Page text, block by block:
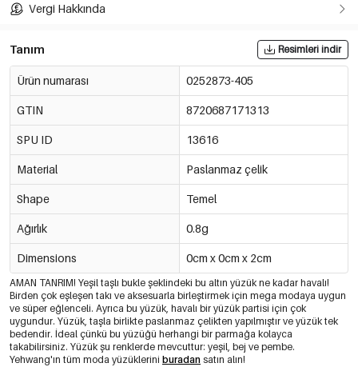
Vergi Hakkında
Tanım Resimleri indir
Ürün numarası 0252873-405
GTIN 8720687171313
SPU ID 13616
Material Paslanmaz çelik
Shape Temel
Ağırlık 0.8g
Dimensions 0cm x 0cm x 2cm
AMAN TANRIM! Yeşil taşlı bukle şeklindeki bu altın yüzük ne kadar havalı!
Birden çok eşleşen takı ve aksesuarla birleştirmek için mega modaya uygun
ve süper eğlenceli. Ayrıca bu yüzük, havalı bir yüzük partisi için çok
uygundur. Yüzük, taşla birlikte paslanmaz çelikten yapılmıştır ve yüzük tek
bedendir. İdeal çünkü bu yüzüğü herhangi bir parmağa kolayca
takabilirsiniz. Yüzük şu renklerde mevcuttur: yeşil, bej ve pembe.
Yehwang'ın tüm moda yüzüklerini buradan satın alın!